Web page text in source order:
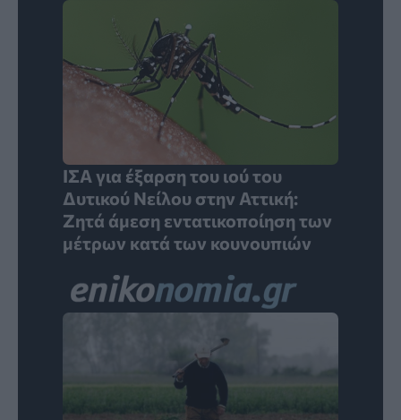
ΙΣΑ για έξαρση του ιού του
Δυτικού Νείλου στην Αττική:
Ζητά άμεση εντατικοποίηση των
μέτρων κατά των κουνουπιών